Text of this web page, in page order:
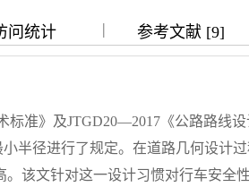
问统计 | 参考文献 [9]
标准》及JTGD20—2017《公路路线
半径进行了规定。在道路几何设计
。该文针对这一设计习惯对行车安全